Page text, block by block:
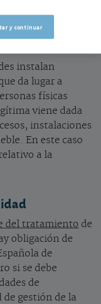
instalan
da lugar a
físicas
viene dada
instalaciones
En este caso
a la
del tratamiento de
obligación de
de
si se debe
de
gestión de la
y continuar